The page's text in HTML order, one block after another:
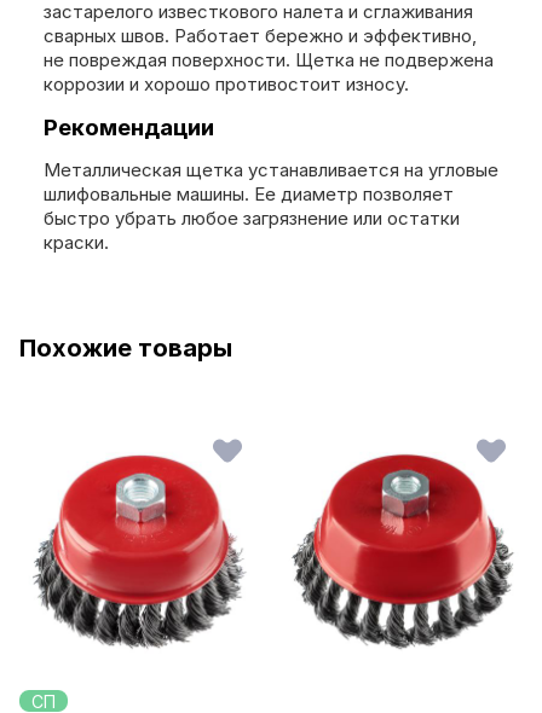
застарелого известкового налета и сглаживания
сварных швов. Работает бережно и эффективно,
не повреждая поверхности. Щетка не подвержена
коррозии и хорошо противостоит износу.
Рекомендации
Металлическая щетка устанавливается на угловые
шлифовальные машины. Ее диаметр позволяет
быстро убрать любое загрязнение или остатки
краски.
Похожие товары
СП